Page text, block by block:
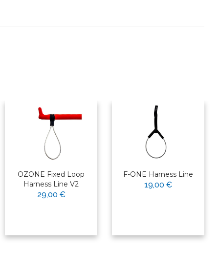
OZONE Fixed Loop
Harness Line V2
29,00 €
F-ONE Harness Line
19,00 €